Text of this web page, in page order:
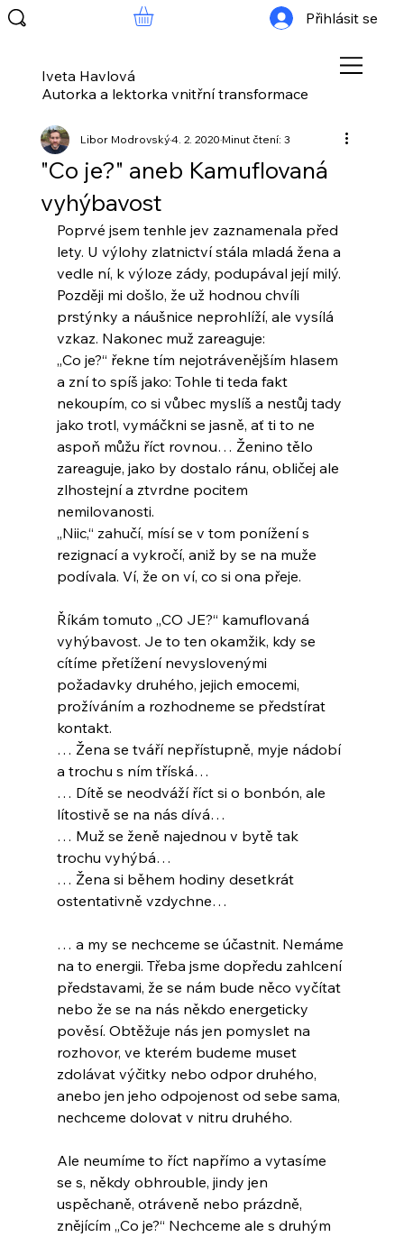
Iveta Havlová
Autorka a lektorka vnitřní transformace
Přihlásit se
"Co je?" aneb Kamuflovaná
vyhýbavost
Libor Modrovský4. 2. 2020Minut čtení: 3
Poprvé jsem tenhle jev zaznamenala před
lety. U výlohy zlatnictví stála mladá žena a
vedle ní, k výloze zády, podupával její milý.
Později mi došlo, že už hodnou chvíli
prstýnky a náušnice neprohlíží, ale vysílá
vzkaz. Nakonec muž zareaguje:
„Co je?“ řekne tím nejotrávenějším hlasem
a zní to spíš jako: Tohle ti teda fakt
nekoupím, co si vůbec myslíš a nestůj tady
jako trotl, vymáčkni se jasně, ať ti to ne
aspoň můžu říct rovnou… Ženino tělo
zareaguje, jako by dostalo ránu, obličej ale
zlhostejní a ztvrdne pocitem
nemilovanosti.
„Niic,“ zahučí, mísí se v tom ponížení s
rezignací a vykročí, aniž by se na muže
podívala. Ví, že on ví, co si ona přeje.
Říkám tomuto „CO JE?“ kamuflovaná
vyhýbavost. Je to ten okamžik, kdy se
cítíme přetížení nevyslovenými
požadavky druhého, jejich emocemi,
prožíváním a rozhodneme se předstírat
kontakt.
… Žena se tváří nepřístupně, myje nádobí
a trochu s ním tříská…
… Dítě se neodváží říct si o bonbón, ale
lítostivě se na nás dívá…
… Muž se ženě najednou v bytě tak
trochu vyhýbá…
… Žena si během hodiny desetkrát
ostentativně vzdychne…
… a my se nechceme se účastnit. Nemáme
na to energii. Třeba jsme dopředu zahlcení
představami, že se nám bude něco vyčítat
nebo že se na nás někdo energeticky
pověsí. Obtěžuje nás jen pomyslet na
rozhovor, ve kterém budeme muset
zdolávat výčitky nebo odpor druhého,
anebo jen jeho odpojenost od sebe sama,
nechceme dolovat v nitru druhého.
Ale neumíme to říct napřímo a vytasíme
se s, někdy obhrouble, jindy jen
uspěchaně, otráveně nebo prázdně,
znějícím „Co je?“ Nechceme ale s druhým